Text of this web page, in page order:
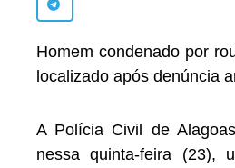
Homem condenado por
localizado após denúncia
A Polícia Civil de
nessa quinta-feira (23),